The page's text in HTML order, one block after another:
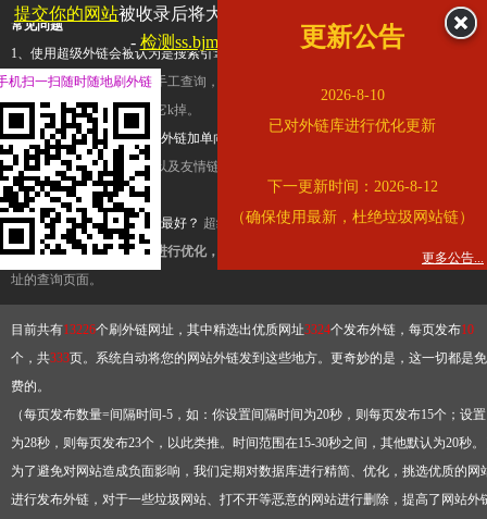
常见问题
1、使用超级外链会被认为是搜索引擎优化作弊吗？ 超级外链只是一个简便而集成
查询工具，模拟的是正常手工查询，不是作弊。如果是作弊，那您可以使用超级外
推广竞争对手的网址，让它k掉。
2、网站优化单纯依靠超级外链加单向链接可行吗？
链，需要结合普通的外链以及友情链接，您可以到站长论坛发布外链，到友情链接
台交换友情链接。
3、如何使用超级外链效果最好？ 超级外链不同于普通的外链，它是动态的链接，
有频繁使用超级外链工具进行优化，才能获得稳定的外链
，最终使搜索引擎收录带
址的查询页面。
目前共有13226个刷外链网址，其中精选出优质网址3324个发布外链，每页发布10
个，共333页。系统自动将您的网站外链发到这些地方。更奇妙的是，这一切都是免
费的。
（每页发布数量=间隔时间-5，如：你设置间隔时间为20秒，则每页发布15个；设置
为28秒，则每页发布23个，以此类推。时间范围在15-30秒之间，其他默认为20秒
为了避免对网站造成负面影响，我们定期对数据库进行精简、优化，挑选优质的网
进行发布外链，对于一些垃圾网站、打不开等恶意的网站进行删除，提高了网站外
提交你的网站被收录后将大幅提升流量和外链，
查看展示页面
- 检测ss.bjmu.edu.cn是否收录更新公告
2026-8-10
已对外链库进行优化更新
下一更新时间：2026-8-12
（确保使用最新，杜绝垃圾网站链）
更多公告...
机扫一扫随时随地刷外链